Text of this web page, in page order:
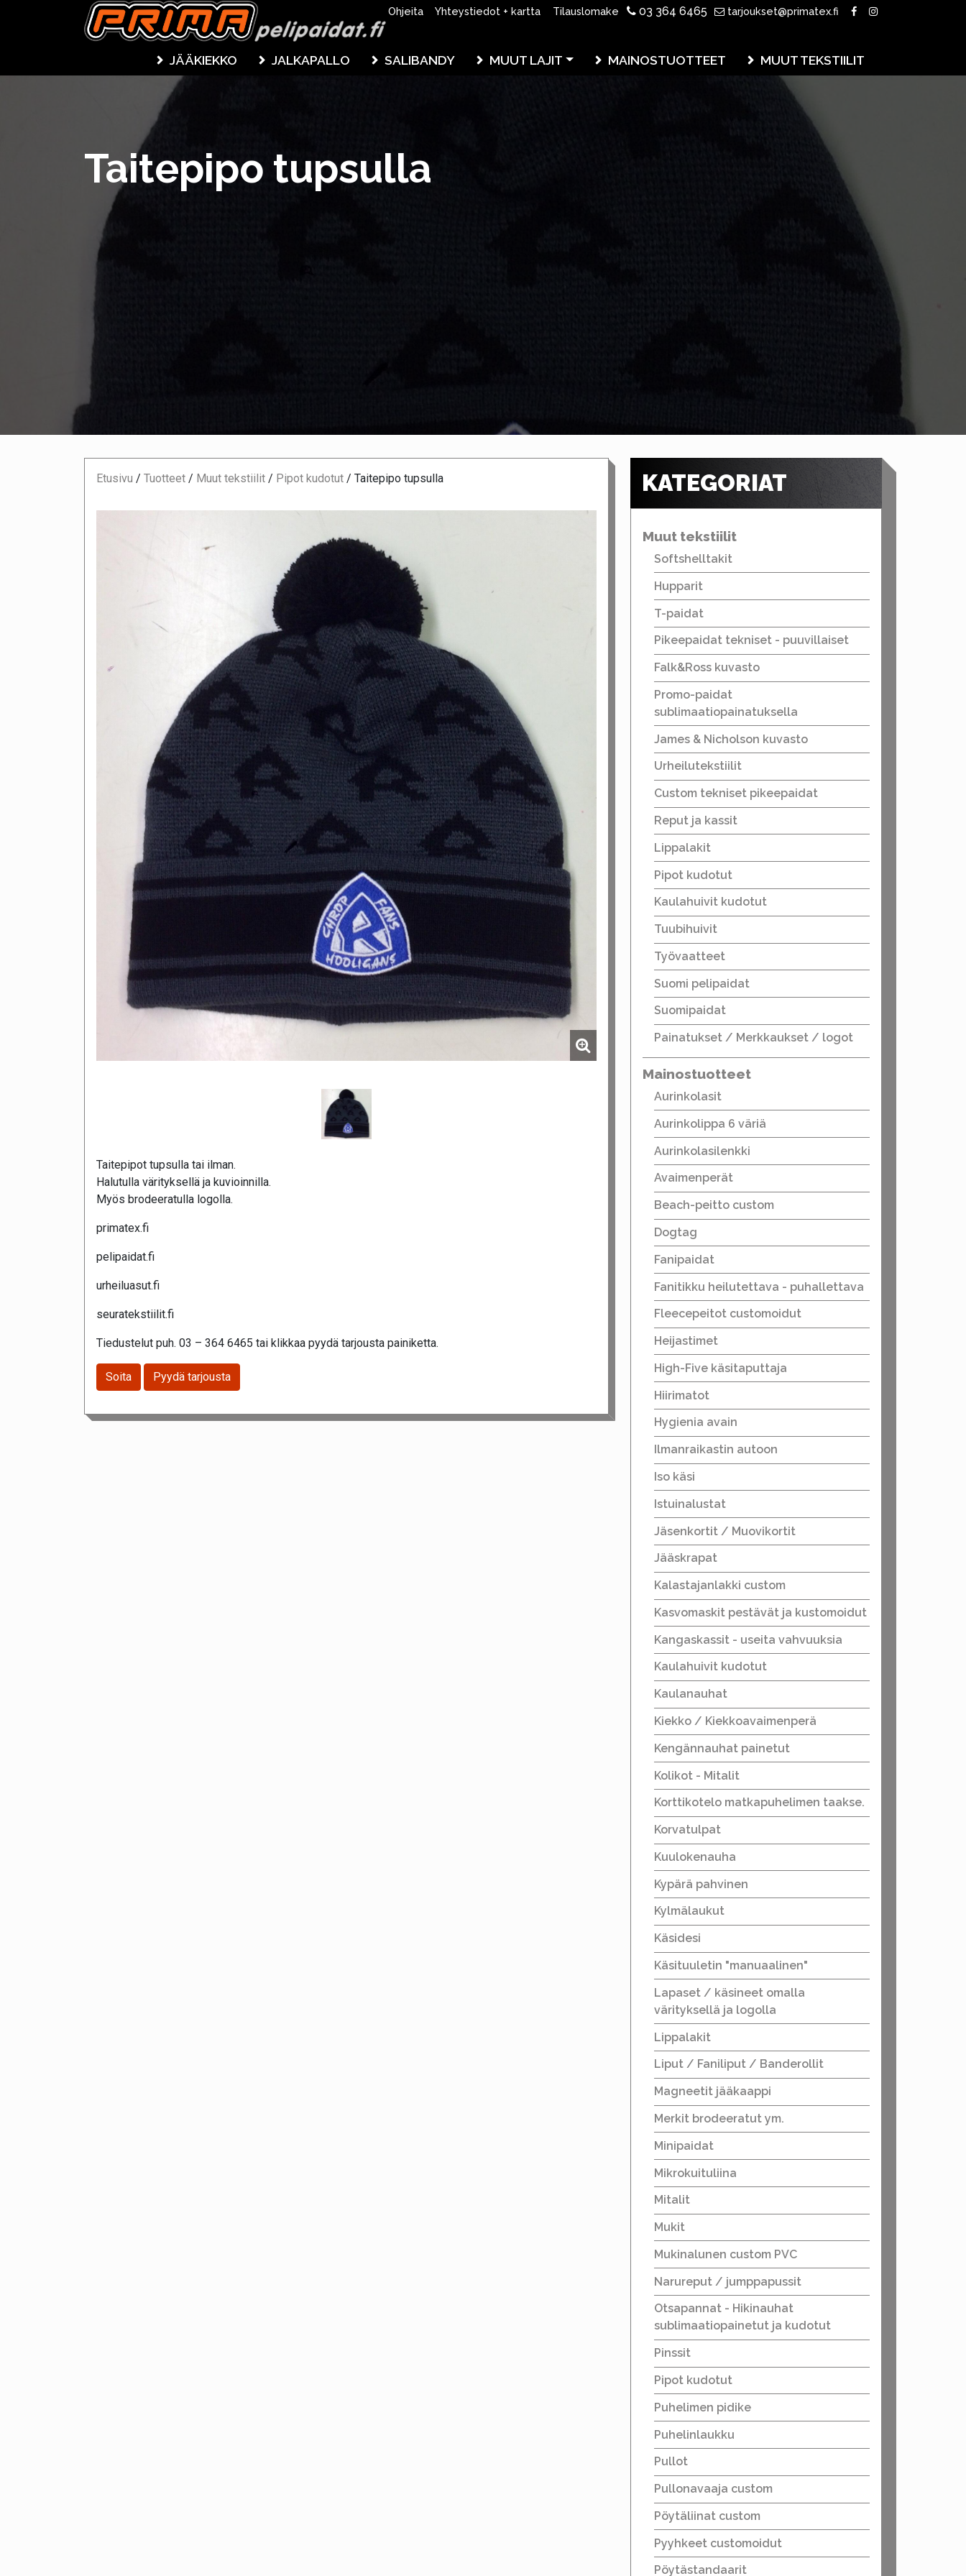
Ohjeita Yhteystiedot + kartta Tilauslomake 03 364 6465 tarjoukset@primatex.fi
JÄÄKIEKKO JALKAPALLO SALIBANDY MUUT LAJIT MAINOSTUOTTEET MUUT TEKSTIILIT
Taitepipo tupsulla
Etusivu / Tuotteet / Muut tekstiilit / Pipot kudotut / Taitepipo tupsulla
Taitepipot tupsulla tai ilman.
Halutulla värityksellä ja kuvioinnilla.
Myös brodeeratulla logolla.
primatex.fi
pelipaidat.fi
urheiluasut.fi
seuratekstiilit.fi
Tiedustelut puh. 03 – 364 6465 tai klikkaa pyydä tarjousta painiketta.
Soita Pyydä tarjousta
KATEGORIAT
Muut tekstiilit
Softshelltakit
Hupparit
T-paidat
Pikeepaidat tekniset - puuvillaiset
Falk&Ross kuvasto
Promo-paidat
sublimaatiopainatuksella
James & Nicholson kuvasto
Urheilutekstiilit
Custom tekniset pikeepaidat
Reput ja kassit
Lippalakit
Pipot kudotut
Kaulahuivit kudotut
Tuubihuivit
Työvaatteet
Suomi pelipaidat
Suomipaidat
Painatukset / Merkkaukset / logot
Mainostuotteet
Aurinkolasit
Aurinkolippa 6 väriä
Aurinkolasilenkki
Avaimenperät
Beach-peitto custom
Dogtag
Fanipaidat
Fanitikku heilutettava - puhallettava
Fleecepeitot customoidut
Heijastimet
High-Five käsitaputtaja
Hiirimatot
Hygienia avain
Ilmanraikastin autoon
Iso käsi
Istuinalustat
Jäsenkortit / Muovikortit
Jääskrapat
Kalastajanlakki custom
Kasvomaskit pestävät ja kustomoidut
Kangaskassit - useita vahvuuksia
Kaulahuivit kudotut
Kaulanauhat
Kiekko / Kiekkoavaimenperä
Kengännauhat painetut
Kolikot - Mitalit
Korttikotelo matkapuhelimen taakse.
Korvatulpat
Kuulokenauha
Kypärä pahvinen
Kylmälaukut
Käsidesi
Käsituuletin "manuaalinen"
Lapaset / käsineet omalla
värityksellä ja logolla
Lippalakit
Liput / Faniliput / Banderollit
Magneetit jääkaappi
Merkit brodeeratut ym.
Minipaidat
Mikrokuituliina
Mitalit
Mukit
Mukinalunen custom PVC
Narureput / jumppapussit
Otsapannat - Hikinauhat
sublimaatiopainetut ja kudotut
Pinssit
Pipot kudotut
Puhelimen pidike
Puhelinlaukku
Pullot
Pullonavaaja custom
Pöytäliinat custom
Pyyhkeet customoidut
Pöytästandaarit